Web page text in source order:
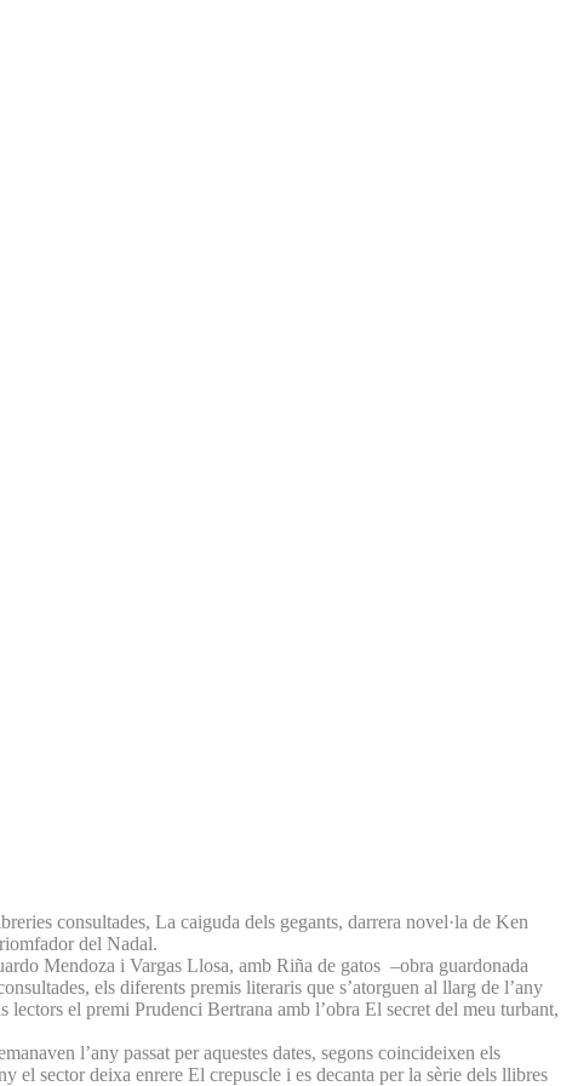
consultades, La caiguda dels gegants, darrera novel·la de Ken
del Nadal.
Mendoza i Vargas Llosa, amb Riña de gatos ‒obra guardonada
els diferents premis literaris que s’atorguen al llarg de l’any
el premi Prudenci Bertrana amb l’obra El secret del meu turbant,
l’any passat per aquestes dates, segons coincideixen els
el sector deixa enrere El crepuscle i es decanta per la sèrie dels llibres